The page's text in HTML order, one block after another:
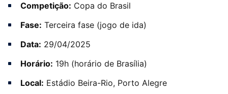
Competição: Copa do Brasil
Fase: Terceira fase (jogo de ida)
Data: 29/04/2025
Horário: 19h (horário de Brasília)
Local: Estádio Beira-Rio, Porto Alegre